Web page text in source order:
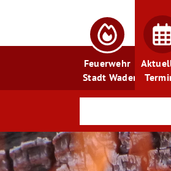
Feuerwehr
Stadt Wadern